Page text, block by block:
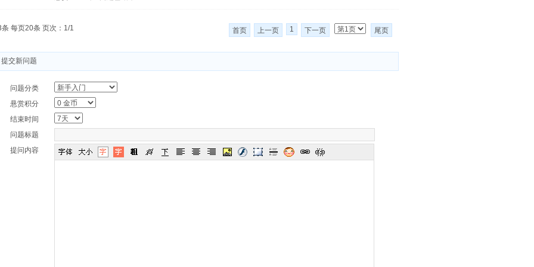
条 每页20条 页次：1/1 首页 上一页 1 下一页 尾页
提交新问题
问题分类
悬赏积分
结束时间
问题标题
提问内容